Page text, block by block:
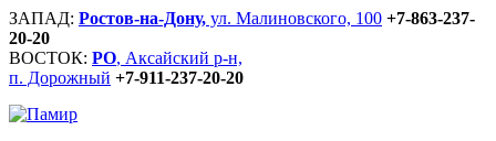
ЗАПАД: Ростов-на-Дону, ул. Малиновского, 100 +7-863-237-
20-20
ВОСТОК: РО, Аксайский р-н,
п. Дорожный +7-911-237-20-20